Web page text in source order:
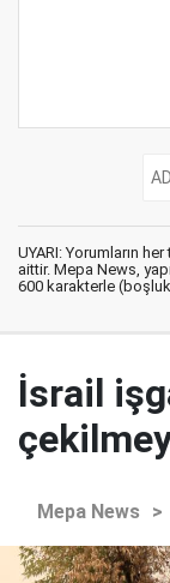
UYARI: Yorumların
aittir. Mepa News,
600 karakterle
İsrail
Mepa News >